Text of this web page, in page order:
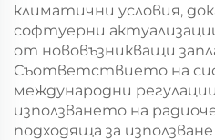
климатични условия,
софтуерни
от нововъзникващи
Съответствието на
международни
използването на
подходяща за